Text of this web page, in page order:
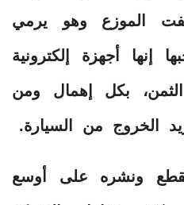
الموزع وهو يرمي
إنها أجهزة إلكترونية
بكل إهمال ومن
الخروج من السيارة.
ونشره على أوسع